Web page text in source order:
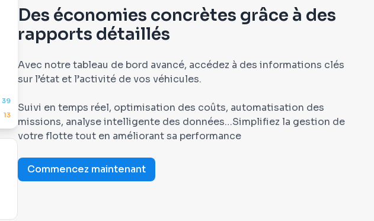
39
13
Des économies concrètes grâce à des
rapports détaillés
Avec notre tableau de bord avancé, accédez à des informations clés
sur l’état et l’activité de vos véhicules.
Suivi en temps réel, optimisation des coûts, automatisation des
missions, analyse intelligente des données…Simplifiez la gestion de
votre flotte tout en améliorant sa performance
Commencez maintenant